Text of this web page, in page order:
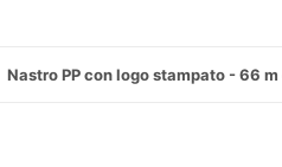
Nastro PP con logo stampato - 66